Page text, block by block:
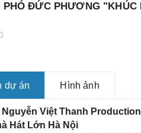
ĐỨC PHƯƠNG "KHÚC
dự án Hình ảnh
Nguyễn Việt Thanh
Hát Lớn Hà Nội